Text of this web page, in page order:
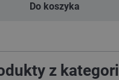
Do koszyka
z